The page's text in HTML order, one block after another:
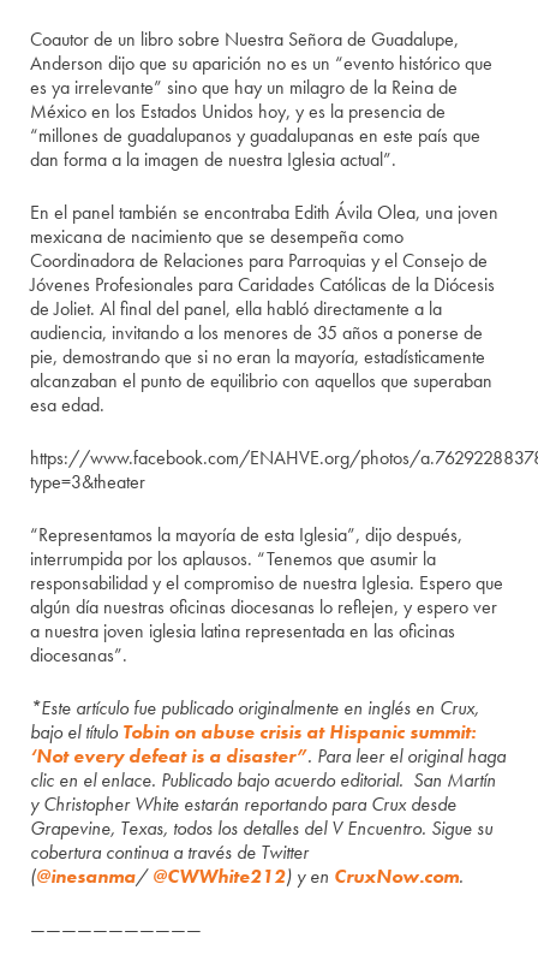
Coautor de un libro sobre Nuestra Señora de Guadalupe,
Anderson dijo que su aparición no es un “evento histórico que
es ya irrelevante” sino que hay un milagro de la Reina de
México en los Estados Unidos hoy, y es la presencia de
“millones de guadalupanos y guadalupanas en este país que
dan forma a la imagen de nuestra Iglesia actual”.
En el panel también se encontraba Edith Ávila Olea, una joven
mexicana de nacimiento que se desempeña como
Coordinadora de Relaciones para Parroquias y el Consejo de
Jóvenes Profesionales para Caridades Católicas de la Diócesis
de Joliet. Al final del panel, ella habló directamente a la
audiencia, invitando a los menores de 35 años a ponerse de
pie, demostrando que si no eran la mayoría, estadísticamente
alcanzaban el punto de equilibrio con aquellos que superaban
esa edad.
https://www.facebook.com/ENAHVE.org/photos/
type=3&theater
“Representamos la mayoría de esta Iglesia”, dijo después,
interrumpida por los aplausos. “Tenemos que asumir la
responsabilidad y el compromiso de nuestra Iglesia. Espero que
algún día nuestras oficinas diocesanas lo reflejen, y espero ver
a nuestra joven iglesia latina representada en las oficinas
diocesanas”.
*Este artículo fue publicado originalmente en inglés en Crux,
bajo el títuloTobin on abuse crisis at Hispanic summit:
‘Not every defeat is a disaster”. Para leer el original haga
clic en el enlace. Publicado bajo acuerdo editorial. San Martín
y Christopher White estarán reportando para Crux desde
Grapevine, Texas, todos los detalles del V Encuentro. Sigue su
cobertura continua a través de Twitter
(@inesanma/@CWWhite212) y en CruxNow.com.
———————————